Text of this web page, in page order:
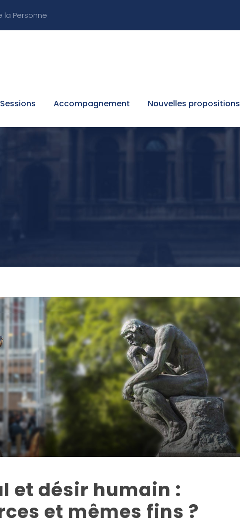
la Personne
Sessions Accompagnement Nouvelles propositions
et désir humain :
et mêmes fins ?